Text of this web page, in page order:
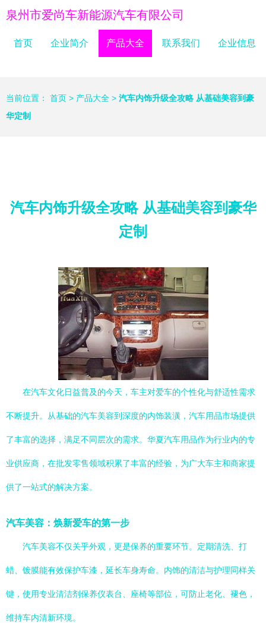
泉州市爱尚车新能源汽车有限公司
首页 企业简介 产品大全 联系我们 企业信息
当前位置： 首页 > 产品大全 > 汽车内饰升级全攻略 从基础美容到豪
华定制
汽车内饰升级全攻略 从基础美容到豪华
定制
在汽车文化日益普及的今天，车主对爱车的个性化与舒适性需求
不断提升。从基础的汽车美容到深度的内饰装潢，汽车用品市场提供
了丰富的选择，满足不同层次的需求。华夏汽车用品作为行业内的专
业供应商，在批发零售领域积累了丰富的经验，为广大车主和商家提
供了一站式的解决方案。
汽车美容：焕新爱车的第一步
汽车美容不仅关乎外观，更是保养的重要环节。定期清洗、打
蜡、镀膜能有效保护车漆，延长车身寿命。内饰的清洁与护理同样关
键，使用专业清洁剂保养仪表台、座椅等部位，可防止老化、褪色，
维持车内清新环境。